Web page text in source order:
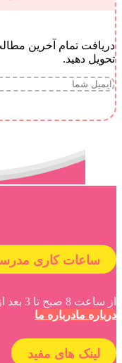
دریافت تمام آخرین
تحویل دهید.
ساعات کاری
از ساعت 8 صبح تا 3 بعد از ظهر ( شنبه تا پنجشنبه )
درباره مادرباره ما
لینک های مفید